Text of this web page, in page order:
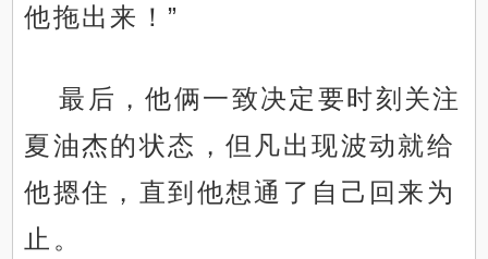
他拖出来！”
最后，他俩一致决定要时刻关注
夏油杰的状态，但凡出现波动就给
他摁住，直到他想通了自己回来为
止。